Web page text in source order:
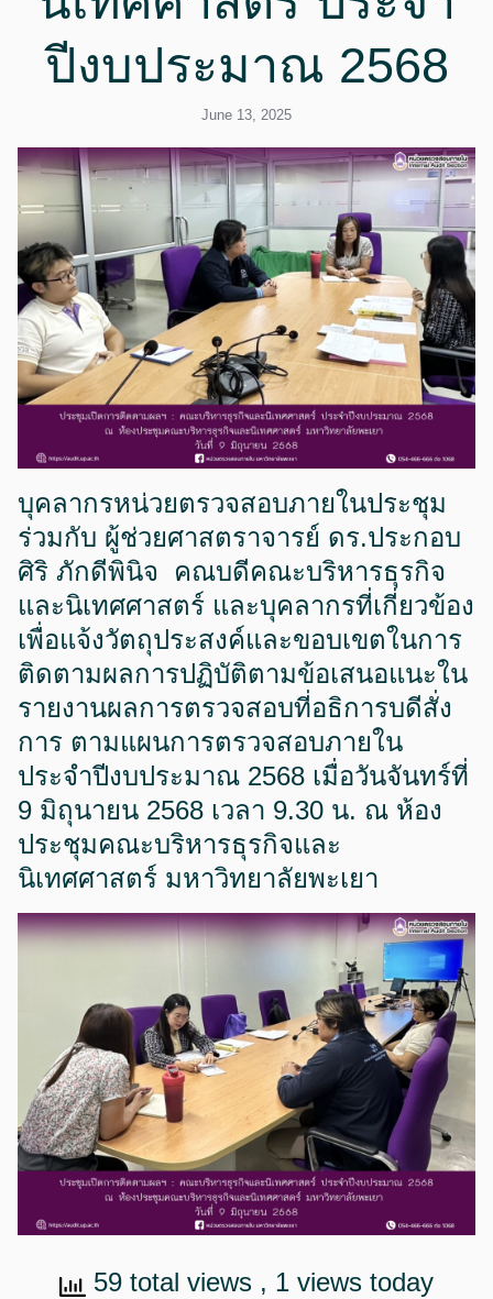
ปีงบประมาณ 2568
June 13, 2025
บุคลากรหน่วยตรวจสอบภายในประชุม
ร่วมกับ ผู้ช่วยศาสตราจารย์ ดร.ประกอบ
ศิริ ภักดีพินิจ คณบดีคณะบริหารธุรกิจ
และนิเทศศาสตร์ และบุคลากรที่เกี่ยวข้อง
เพื่อแจ้งวัตถุประสงค์และขอบเขตในการ
ติดตามผลการปฏิบัติตามข้อเสนอแนะใน
รายงานผลการตรวจสอบที่อธิการบดีสั่ง
การ ตามแผนการตรวจสอบภายใน
ประจำปีงบประมาณ 2568 เมื่อวันจันทร์ที่
9 มิถุนายน 2568 เวลา 9.30 น. ณ ห้อง
ประชุมคณะบริหารธุรกิจและ
นิเทศศาสตร์ มหาวิทยาลัยพะเยา
59 total views , 1 views today